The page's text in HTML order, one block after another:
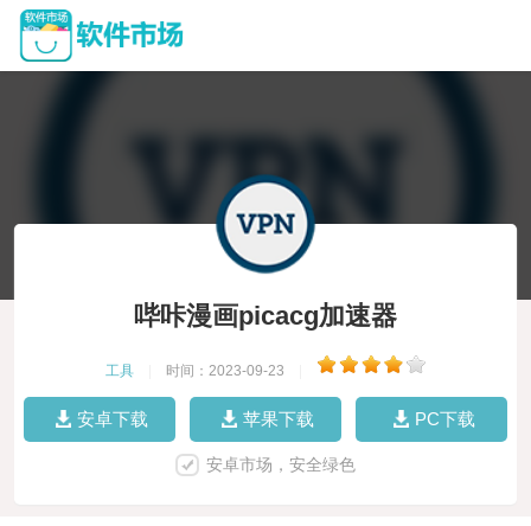
哔咔漫画picacg加速器
工具 时间：2023-09-23
安卓下载 苹果下载 PC下载
安卓市场，安全绿色